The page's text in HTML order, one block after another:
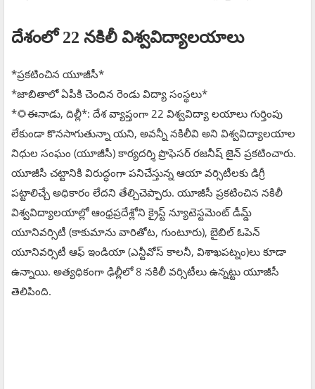
దేశంలో 22 నకిలీ విశ్వవిద్యాలయాలు
*ప్రకటించిన యూజీసీ*
*జాబితాలో ఏపీకి చెందిన రెండు విద్యా సంస్థలు*
*🌻ఈనాడు, దిల్లీ*: దేశ వ్యాప్తంగా 22 విశ్వవిద్యా లయాలు గుర్తింపు
లేకుండా కొనసాగుతున్నా యని, అవన్నీ నకిలీవి అని విశ్వవిద్యాలయాల
నిధుల సంఘం (యూజీసీ) కార్యదర్శి ప్రొఫెసర్ రజనీష్ జైన్ ప్రకటించారు.
యూజీసీ చట్టానికి విరుద్ధంగా పనిచేస్తున్న ఆయా వర్సిటీలకు డిగ్రీ
పట్టాలిచ్చే అధికారం లేదని తేల్చిచెప్పారు. యూజీసీ ప్రకటించిన నకిలీ
విశ్వవిద్యాలయాల్లో ఆంధ్రప్రదేశ్లోని క్రైస్ట్ న్యూటెస్టమెంట్ డీమ్డ్
యూనివర్సిటీ (కాకుమాను వారితోట, గుంటూరు), బైబిల్ ఓపెన్
యూనివర్సిటీ ఆఫ్ ఇండియా (ఎన్టీవోస్ కాలనీ, విశాఖపట్నం)లు కూడా
ఉన్నాయి. అత్యధికంగా ఢిల్లీలో 8 నకిలీ వర్సిటీలు ఉన్నట్టు యూజీసీ
తెలిపింది.